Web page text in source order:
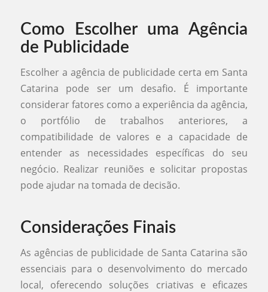
Como Escolher uma Agência
de Publicidade
Escolher a agência de publicidade certa em Santa
Catarina pode ser um desafio. É importante
considerar fatores como a experiência da agência,
o portfólio de trabalhos anteriores, a
compatibilidade de valores e a capacidade de
entender as necessidades específicas do seu
negócio. Realizar reuniões e solicitar propostas
pode ajudar na tomada de decisão.
Considerações Finais
As agências de publicidade de Santa Catarina são
essenciais para o desenvolvimento do mercado
local, oferecendo soluções criativas e eficazes